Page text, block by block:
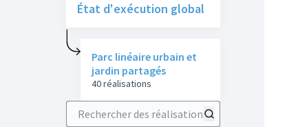
État d'exécution global
Parc linéaire urbain et
jardin partagés
40 réalisations
Rechercher des réalisations